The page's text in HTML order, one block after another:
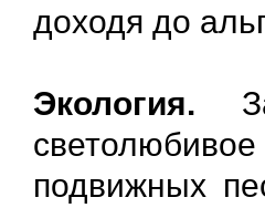
доходя до
Экология.
подвижных